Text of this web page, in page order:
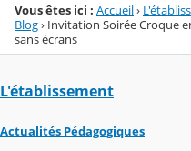
Vous êtes ici : Accueil›
Blog› Invitation Soirée Croque
sans écrans
L'établissement
Actualités Pédagogiques